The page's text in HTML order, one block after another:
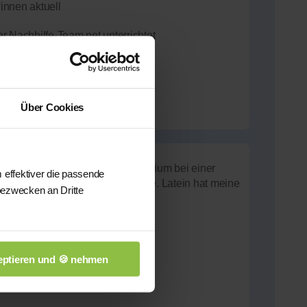
Über Cookies
effektiver die passende
an Dritte
und 🍪 nehmen
aktuell
Nachhilfe-Team.net unterrichtet
einem altsprachlichen Gymnasium bei einer
Altgriechisch-Lehrerin wurde. Latein hat meine